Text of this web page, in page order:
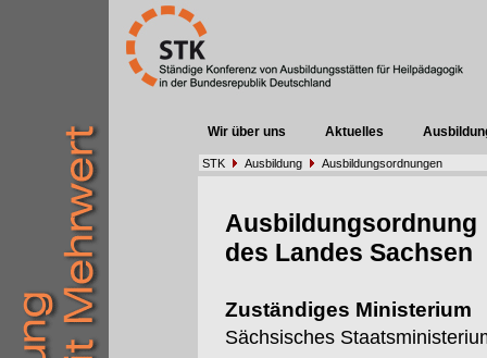
Wir über uns Aktuelles
STK Ausbildung Ausbildungsordnungen
Ausbildungsordnung
des Landes Sachsen
Zuständiges Ministerium
Sächsisches